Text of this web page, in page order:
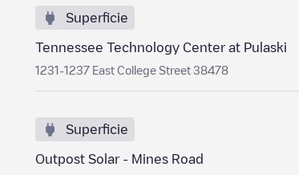
Superficie
Tennessee Technology Center at Pulaski
1231-1237 East College Street 38478
Superficie
Outpost Solar - Mines Road